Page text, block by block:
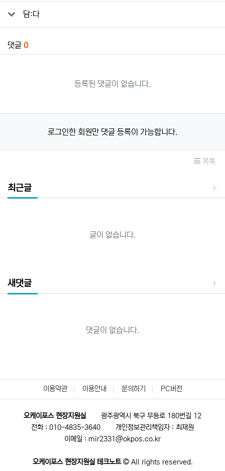
담:다
댓글 0
등록된 댓글이 없습니다.
로그인한 회원만 댓글 등록이 가능합니다.
목록
최근글
글이 없습니다.
새댓글
댓글이 없습니다.
이용약관 이용안내 문의하기 PC버전
오케이포스 현장지원실
광주광역시 북구 무등로 180번길 12
전화 : 010-4835-3640
개인정보관리책임자 : 최재원
이메일 : mir2331@okpos.co.kr
오케이포스 현장지원실 테크노트 All rights reserved.